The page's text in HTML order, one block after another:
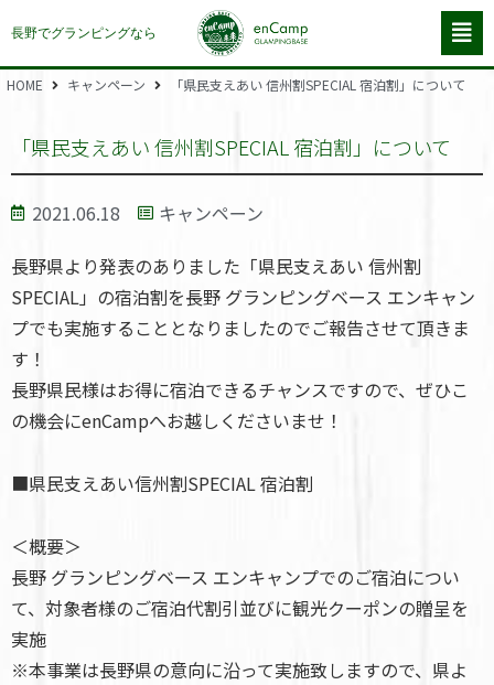
長野でグランピングなら
HOME キャンペーン 「県民支えあい 信州割SPECIAL 宿泊割」について
「県民支えあい 信州割SPECIAL 宿泊割」について
2021.06.18
キャンペーン
長野県より発表のありました「県民支えあい 信州割
SPECIAL」の宿泊割を長野 グランピングベース エンキャン
プでも実施することとなりましたのでご報告させて頂きま
す！
長野県民様はお得に宿泊できるチャンスですので、ぜひこ
の機会にenCampへお越しくださいませ！
■県民支えあい信州割SPECIAL 宿泊割
＜概要＞
長野 グランピングベース エンキャンプでのご宿泊につい
て、対象者様のご宿泊代割引並びに観光クーポンの贈呈を
実施
※本事業は長野県の意向に沿って実施致しますので、県よ